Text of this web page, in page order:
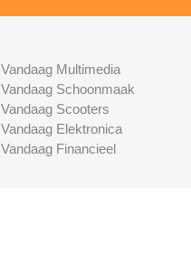
Vandaag Multimedia
Vandaag Schoonmaak
Vandaag Scooters
Vandaag Elektronica
Vandaag Financieel